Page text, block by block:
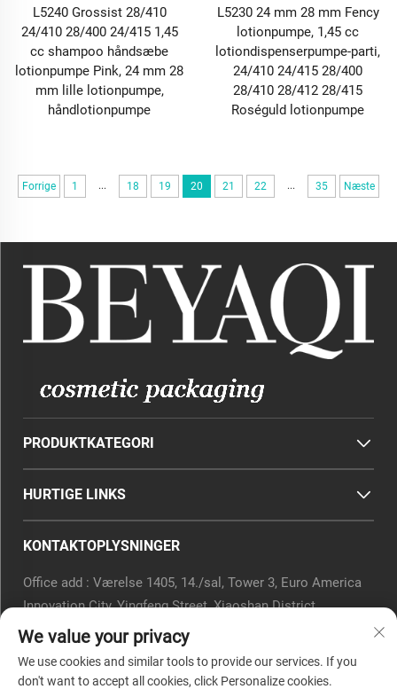
L5240 Grossist 28/410
24/410 28/400 24/415 1,45
cc shampoo håndsæbe
lotionpumpe Pink, 24 mm 28
mm lille lotionpumpe,
håndlotionpumpe
L5230 24 mm 28 mm Fency
lotionpumpe, 1,45 cc
lotiondispenserpumpe-parti,
24/410 24/415 28/400
28/410 28/412 28/415
Roséguld lotionpumpe
Forrige 1 ... 18 19 20 21 22 ... 35 Næste
PRODUKTKATEGORI
HURTIGE LINKS
KONTAKTOPLYSNINGER
Office add : Værelse 1405, 14./sal, Tower 3, Euro America
Innovation City, Yingfeng Street, Xiaoshan District,
Hangzhou, Zhejiang-provinsen, Kina.
[email protected]
Telefon: 0571-82266375
We value your privacy
We use cookies and similar tools to provide our services. If you
don't want to accept all cookies, click Personalize cookies.